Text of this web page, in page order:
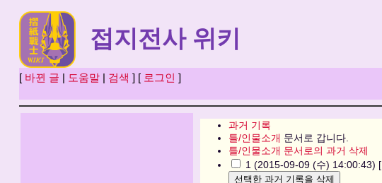
접지전사 위키
[ 바뀐 글 | 도움말| 검색 ] [ 로그인 ]
과거 기록
틀/인물소개 문서로 갑니다.
틀/인물소개 문서로의 과거 삭제
1 (2015-09-09 (수) 14:00:43) [